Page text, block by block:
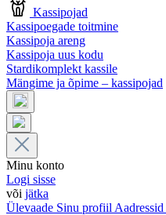
Kassipojad
Kassipoegade toitmine
Kassipoja areng
Kassipoja uus kodu
Stardikomplekt kassile
Mängime ja õpime – kassipojad
Minu konto
Logi sisse
või jätka
Ülevaade Sinu profiil Aadressid